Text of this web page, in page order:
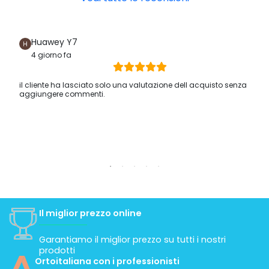
Huawey Y7
4 giorno fa
il cliente ha lasciato solo una valutazione dell acquisto senza
aggiungere commenti.
Il miglior prezzo online
Garantiamo il miglior prezzo su tutti i nostri
prodotti
Ortoitaliana con i professionisti